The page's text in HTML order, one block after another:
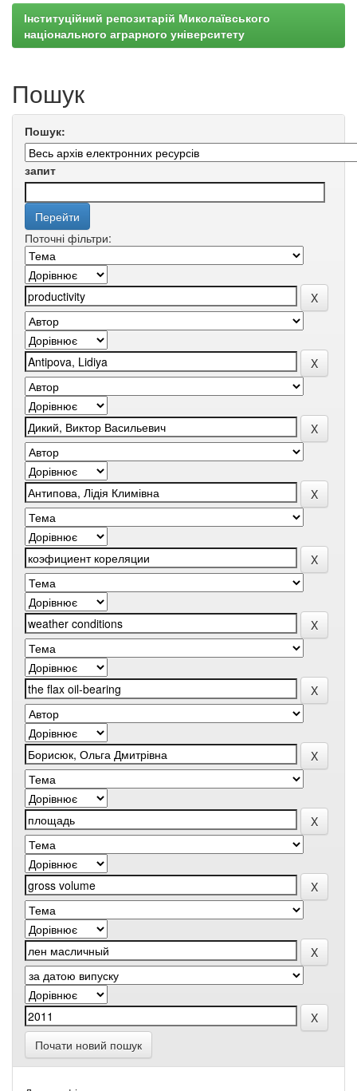
Інституційний репозитарій Миколаївського
національного аграрного університету
Пошук
Пошук:
запит
Поточні фільтри:
Почати новий пошук